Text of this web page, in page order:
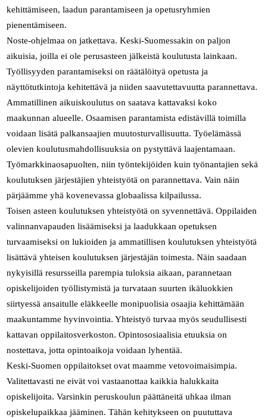
kehittämiseen, laadun parantamiseen ja opetusryhmien
pienentämiseen.
Noste-ohjelmaa on jatkettava. Keski-Suomessakin on paljon
aikuisia, joilla ei ole perusasteen jälkeistä koulutusta lainkaan.
Työllisyyden parantamiseksi on räätälöityä opetusta ja
näyttötutkintoja kehitettävä ja niiden saavutettavuutta parannettava.
Ammatillinen aikuiskoulutus on saatava kattavaksi koko
maakunnan alueelle. Osaamisen parantamista edistävillä toimilla
voidaan lisätä palkansaajien muutosturvallisuutta. Työelämässä
olevien koulutusmahdollisuuksia on pystyttävä laajentamaan.
Työmarkkinaosapuolten, niin työntekijöiden kuin työnantajien sekä
koulutuksen järjestäjien yhteistyötä on parannettava. Vain näin
pärjäämme yhä kovenevassa globaalissa kilpailussa.
Toisen asteen koulutuksen yhteistyötä on syvennettävä. Oppilaiden
valinnanvapauden lisäämiseksi ja laadukkaan opetuksen
turvaamiseksi on lukioiden ja ammatillisen koulutuksen yhteistyötä
lisättävä yhteisen koulutuksen järjestäjän toimesta. Näin saadaan
nykyisillä resursseilla parempia tuloksia aikaan, parannetaan
opiskelijoiden työllistymistä ja turvataan suurten ikäluokkien
siirtyessä ansaitulle eläkkeelle monipuolisia osaajia kehittämään
maakuntamme hyvinvointia. Yhteistyö turvaa myös seudullisesti
kattavan oppilaitosverkoston. Opintososiaalisia etuuksia on
nostettava, jotta opintoaikoja voidaan lyhentää.
Keski-Suomen oppilaitokset ovat maamme vetovoimaisimpia.
Valitettavasti ne eivät voi vastaanottaa kaikkia halukkaita
opiskelijoita. Varsinkin peruskoulun päättäneitä uhkaa ilman
opiskelupaikkaa jääminen. Tähän kehitykseen on puututtava